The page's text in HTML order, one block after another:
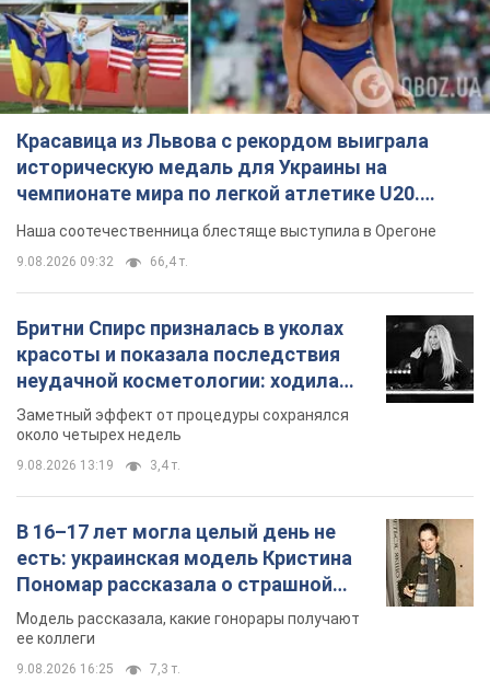
Красавица из Львова с рекордом выиграла
историческую медаль для Украины на
чемпионате мира по легкой атлетике U20.
Видео
Наша соотечественница блестяще выступила в Орегоне
9.08.2026 09:32 66,4 т.
Бритни Спирс призналась в уколах
красоты и показала последствия
неудачной косметологии: ходила
так почти месяц
Заметный эффект от процедуры сохранялся
около четырех недель
9.08.2026 13:19 3,4 т.
В 16–17 лет могла целый день не
есть: украинская модель Кристина
Пономар рассказала о страшной
стороне модельной карьеры
Модель рассказала, какие гонорары получают
ее коллеги
9.08.2026 16:25 7,3 т.